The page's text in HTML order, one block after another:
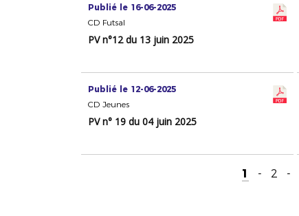
Publié le 16-06-2025
CD Futsal
PV n°12 du 13 juin 2025
Publié le 12-06-2025
CD Jeunes
PV n° 19 du 04 juin 2025
1 - 2 -